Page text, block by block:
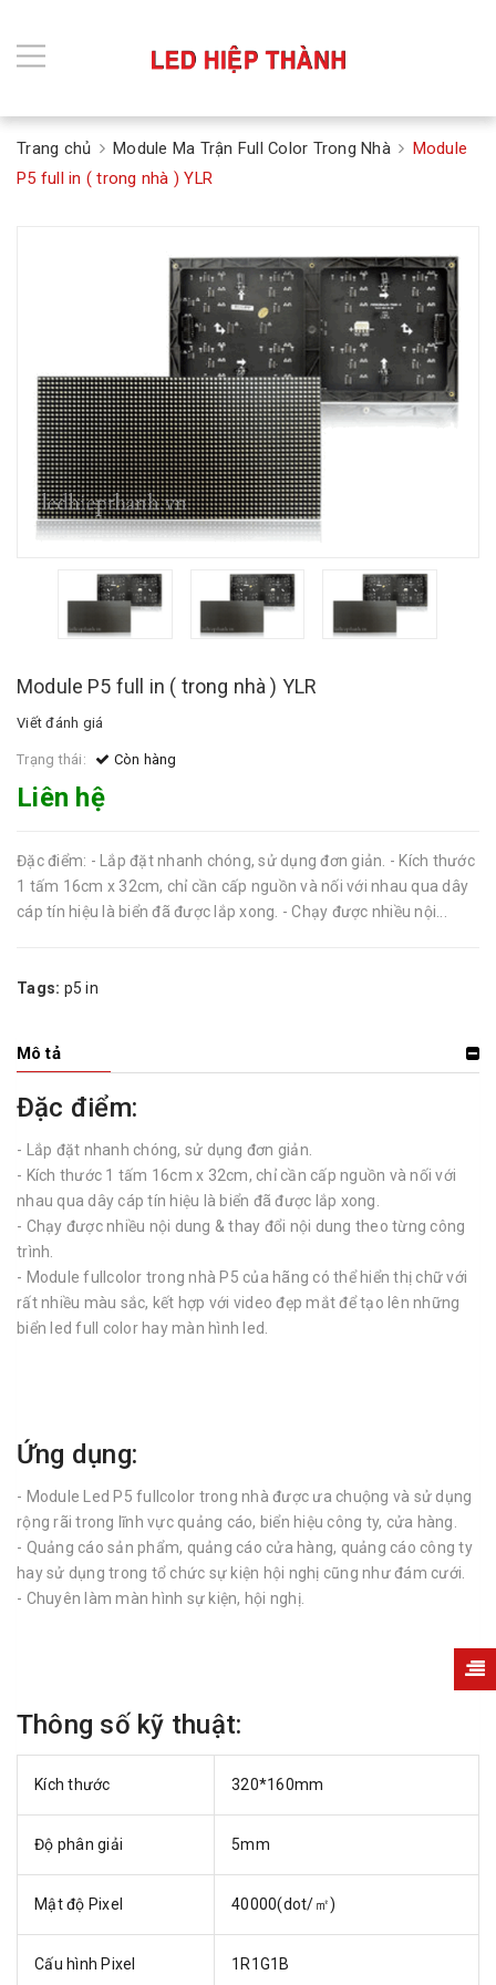
Trang chủ Module Ma Trận Full Color Trong Nhà
Module
P5 full in ( trong nhà ) YLR
Module P5 full in ( trong nhà ) YLR
Viết đánh giá
Trạng thái: Còn hàng
Liên hệ
Đặc điểm: - Lắp đặt nhanh chóng, sử dụng đơn giản. - Kích thước
1 tấm 16cm x 32cm, chỉ cần cấp nguồn và nối với nhau qua dây
cáp tín hiệu là biển đã được lắp xong. - Chạy được nhiều nội...
Tags: p5 in
Mô tả
Đặc điểm:
- Lắp đặt nhanh chóng, sử dụng đơn giản.
- Kích thước 1 tấm 16cm x 32cm, chỉ cần cấp nguồn và nối với
nhau qua dây cáp tín hiệu là biển đã được lắp xong.
- Chạy được nhiều nội dung & thay đổi nội dung theo từng công
trình.
- Module fullcolor trong nhà P5 của hãng có thể hiển thị chữ với
rất nhiều màu sắc, kết hợp với video đẹp mắt để tạo lên những
biển led full color hay màn hình led.
Ứng dụng:
- Module Led P5 fullcolor trong nhà được ưa chuộng và sử dụng
rộng rãi trong lĩnh vực quảng cáo, biển hiệu công ty, cửa hàng.
- Quảng cáo sản phẩm, quảng cáo cửa hàng, quảng cáo công ty
hay sử dụng trong tổ chức sự kiện hội nghị cũng như đám cưới.
- Chuyên làm màn hình sự kiện, hội nghị.
Thông số kỹ thuật:
Kích thước 320*160mm
Độ phân giải 5mm
Mật độ Pixel 40000(dot/㎡)
Cấu hình Pixel 1R1G1B